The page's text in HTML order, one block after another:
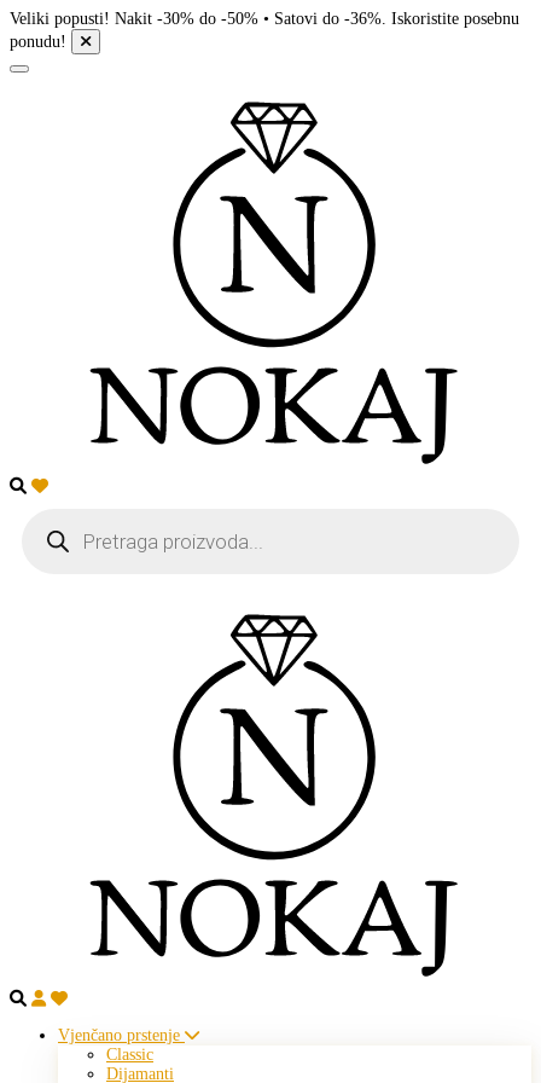
Veliki popusti! Nakit -30% do -50% • Satovi do -36%. Iskoristite posebnu
ponudu!
search
Vjenčano prstenje
Classic
Dijamanti